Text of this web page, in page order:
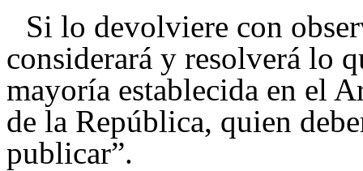
Si lo devolviere con
considerará y resolverá lo
mayoría establecida en el
de la República, quien
publicar”.